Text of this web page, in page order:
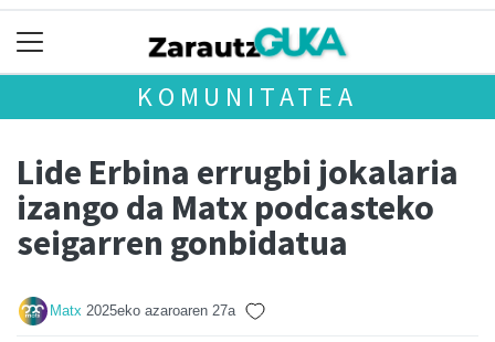
KOMUNITATEA
Lide Erbina errugbi jokalaria
izango da Matx podcasteko
seigarren gonbidatua
Matx 2025eko azaroaren 27a